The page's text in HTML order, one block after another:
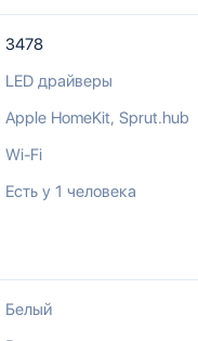
3478
LED драйверы
Apple HomeKit Sprut.hub
Wi-Fi
Есть у 1 человека
Белый